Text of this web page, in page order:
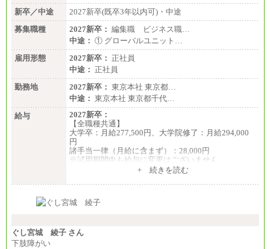
新卒／中途
2027新卒(既卒3年以内可)・中途
募集職種
2027新卒： 編集職 ビジネス職…
中途： ① グローバルユニット…
雇用形態
2027新卒： 正社員
中途： 正社員
勤務地
2027新卒： 東京本社 東京都…
中途： 東京本社 東京都千代…
給与
2027新卒：
【全職種共通】
大学卒：月給277,500円、大学院修了：月給294,000
円
諸手当一律（月給に含まず）：28,000円
※試用期間中も給与に変更はございません
月給370,000円～
ます。
の各種手当を含む金額です）
+ 続きを読む
ぐし宮城 綾子 さん
下肢障がい